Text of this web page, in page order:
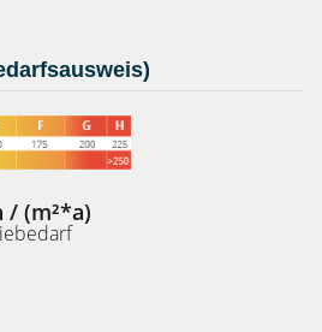
/ (m²*a)